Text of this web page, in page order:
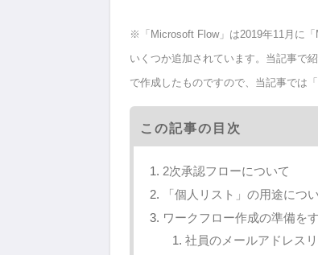
※「Microsoft Flow」は2019年11月に
いくつか追加されています。当記事で
で作成したものですので、当記事では
この記事の目次
2次承認フローについて
「個人リスト」の用途につ
ワークフロー作成の準備を
社員のメールアドレス